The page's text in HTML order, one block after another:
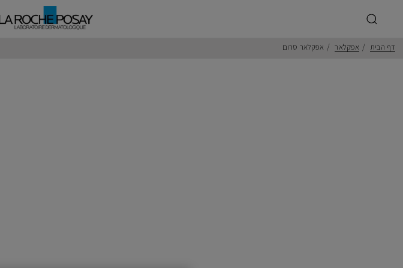
דף הבית אפקלאר אפקלאר סרום